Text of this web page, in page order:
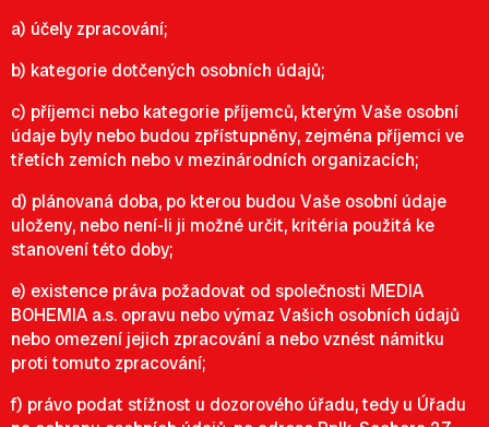
a) účely zpracování;
b) kategorie dotčených osobních údajů;
c) příjemci nebo kategorie příjemců, kterým Vaše osobní
údaje byly nebo budou zpřístupněny, zejména příjemci ve
třetích zemích nebo v mezinárodních organizacích;
d) plánovaná doba, po kterou budou Vaše osobní údaje
uloženy, nebo není-li ji možné určit, kritéria použitá ke
stanovení této doby;
e) existence práva požadovat od společnosti MEDIA
BOHEMIA a.s. opravu nebo výmaz Vašich osobních údajů
nebo omezení jejich zpracování a nebo vznést námitku
proti tomuto zpracování;
f) právo podat stížnost u dozorového úřadu, tedy u Úřadu